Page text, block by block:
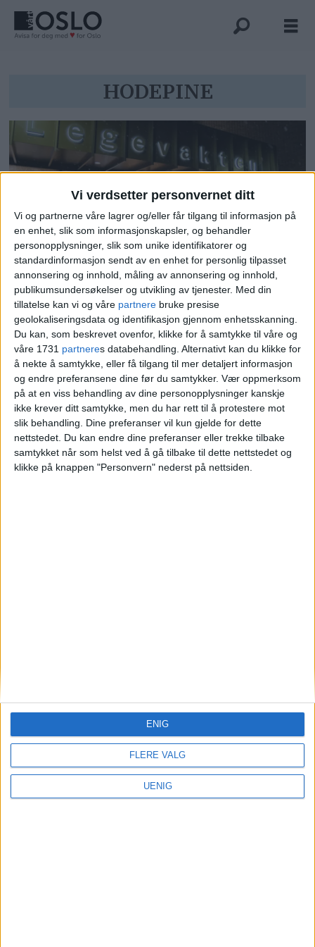
Vi verdsetter personvernet ditt
Vi og partnerne våre lagrer og/eller får tilgang til informasjon på
en enhet, slik som informasjonskapsler, og behandler
personopplysninger, slik som unike identifikatorer og
standardinformasjon sendt av en enhet for personlig tilpasset
annonsering og innhold, måling av annonsering og innhold,
publikumsundersøkelser og utvikling av tjenester. Med din
tillatelse kan vi og våre partnere bruke presise
geolokaliseringsdata og identifikasjon gjennom enhetsskanning.
Du kan, som beskrevet ovenfor, klikke for å samtykke til våre og
våre 1731 partneres databehandling. Alternativt kan du klikke for
å nekte å samtykke, eller få tilgang til mer detaljert informasjon
og endre preferansene dine før du samtykker. Vær oppmerksom
på at en viss behandling av dine personopplysninger kanskje
ikke krever ditt samtykke, men du har rett til å protestere mot
slik behandling. Dine preferanser vil kun gjelde for dette
nettstedet. Du kan endre dine preferanser eller trekke tilbake
samtykket når som helst ved å gå tilbake til dette nettstedet og
klikke på knappen "Personvern" nederst på nettsiden.
FLERE VALG
UENIG
ENIG
hodepine
HODEPINE
Legevakten beskyldte 38-
åringen for tyveri. Men retten
slår fast at det var ren
desperasjon
Redaktør, Vegard Velle
redaktor@vartoslo.no,tlf: 93 25 68 32
tips@vartoslo.no